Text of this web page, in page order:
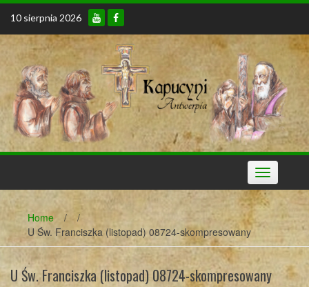
Skip
content
10 sierpnia 2026
Toggle
navigation
Home /
/
U Św. Franciszka (listopad) 08724-skompresowany
U Św. Franciszka (listopad) 08724-skompresowany